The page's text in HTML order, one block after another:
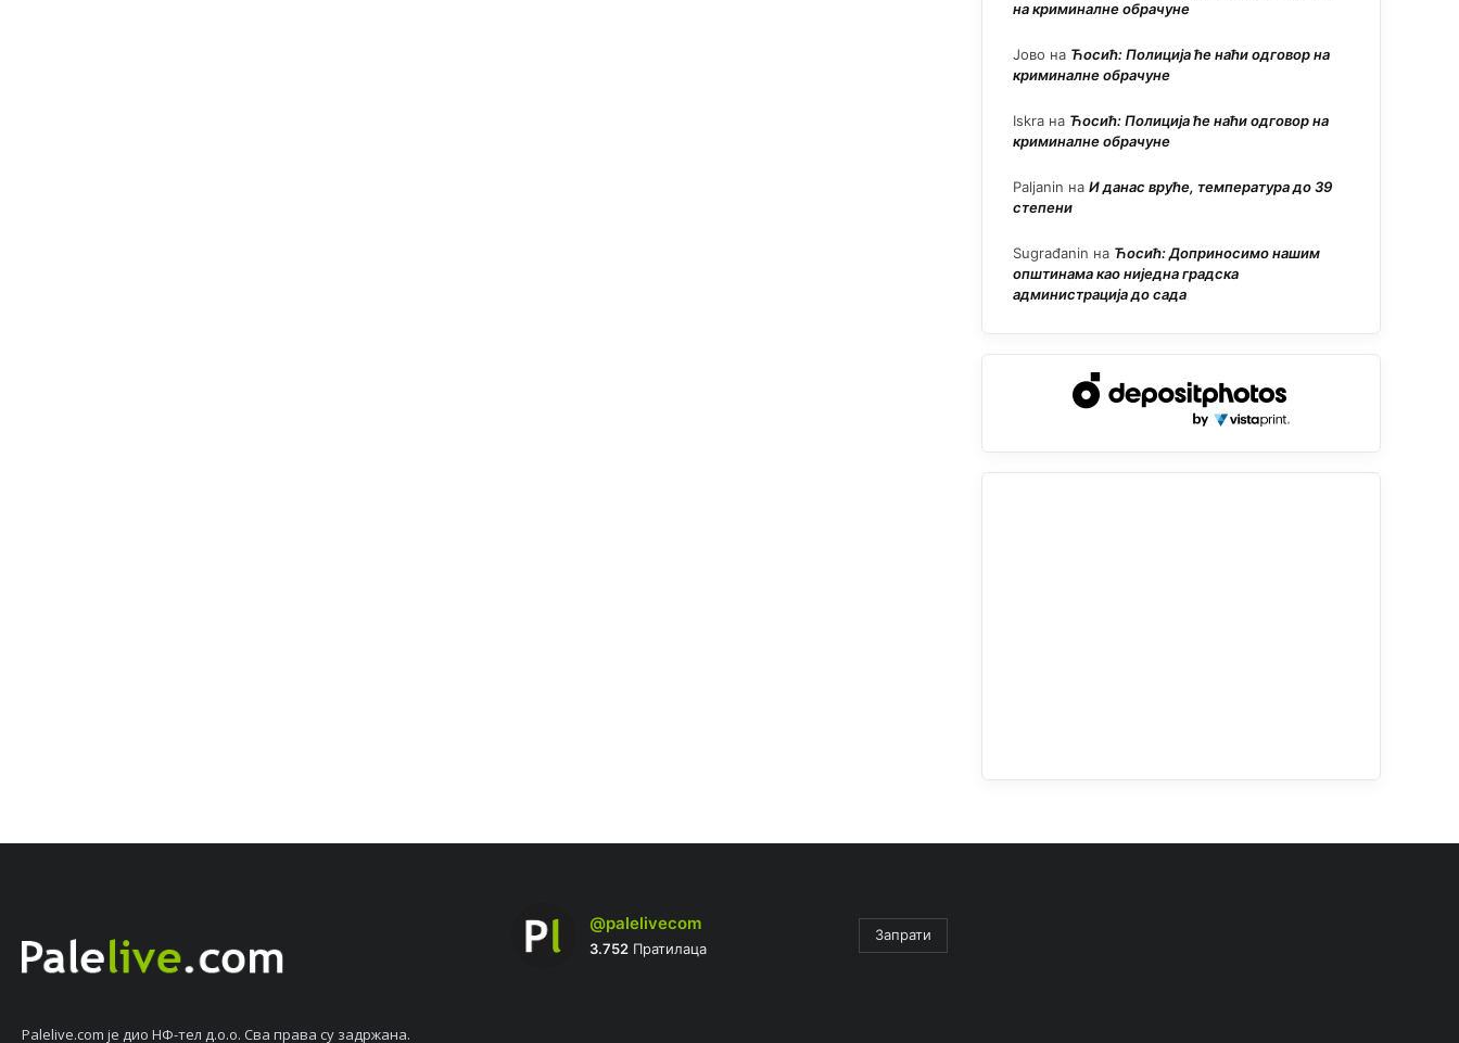
на криминалне обрачуне
Јово на Ћосић: Полиција ће наћи одговор на
криминалне обрачуне
Iskra на Ћосић: Полиција ће наћи одговор на
криминалне обрачуне
Paljanin на И данас вруће, температура до 39
степени
Sugrađanin на Ћосић: Доприносимо нашим
општинама као ниједна градска
администрација до сада
Palelive.com јe дио НФ-тeл д.о.о. Сва права су задржана.
@palelivecom
3.752Пратилаца
Запрати